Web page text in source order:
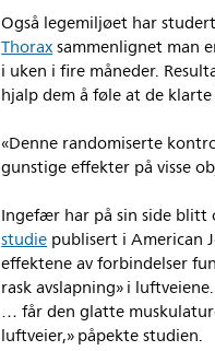
Også legemiljøet har
Thoraxsammenlignet man
i uken i fire måneder.
hjalp dem å føle at de
«Denne randomiserte
gunstige effekter på visse
Ingefær har på sin side
studiepublisert i American
effektene av forbindelser
rask avslapning» i
… får den glatte
luftveier,» påpekte studien.